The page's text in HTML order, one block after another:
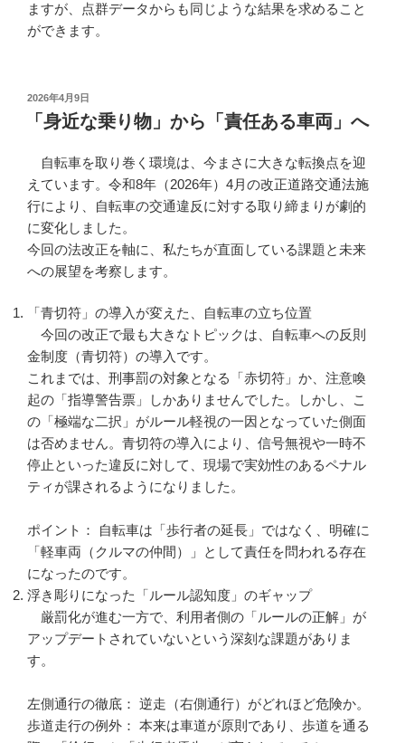
ますが、点群データからも同じような結果を求めること
ができます。
投
2026年4月9日
「身近な乗り物」から「責任ある車両」へ
自転車を取り巻く環境は、今まさに大きな転換点を迎
えています。令和8年（2026年）4月の改正道路交通法施
行により、自転車の交通違反に対する取り締まりが劇的
に変化しました。
今回の法改正を軸に、私たちが直面している課題と未来
への展望を考察します。
「青切符」の導入が変えた、自転車の立ち位置
今回の改正で最も大きなトピックは、自転車への反則
金制度（青切符）の導入です。
これまでは、刑事罰の対象となる「赤切符」か、注意喚
起の「指導警告票」しかありませんでした。しかし、こ
の「極端な二択」がルール軽視の一因となっていた側面
は否めません。青切符の導入により、信号無視や一時不
停止といった違反に対して、現場で実効性のあるペナル
ティが課されるようになりました。
ポイント： 自転車は「歩行者の延長」ではなく、明確に
「軽車両（クルマの仲間）」として責任を問われる存在
になったのです。
浮き彫りになった「ルール認知度」のギャップ
厳罰化が進む一方で、利用者側の「ルールの正解」が
アップデートされていないという深刻な課題がありま
す。
左側通行の徹底： 逆走（右側通行）がどれほど危険か。
歩道走行の例外： 本来は車道が原則であり、歩道を通る